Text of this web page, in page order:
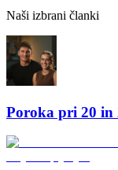
Naši izbrani članki
Poroka pri 20 in